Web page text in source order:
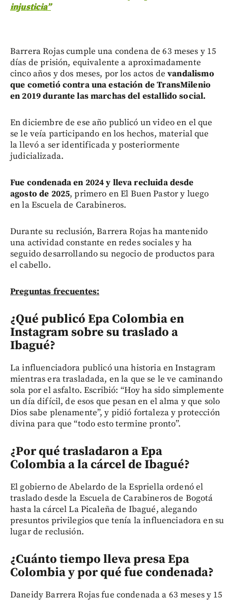
injusticia”
Barrera Rojas cumple una condena de 63 meses y 15
días de prisión, equivalente a aproximadamente
cinco años y dos meses, por los actos devandalismo
que cometió contra una estación de TransMilenio
en 2019 durante las marchas del estallido social.
En diciembre de ese año publicó un video en el que
se le veía participando en los hechos, material que
la llevó a ser identificada y posteriormente
judicializada.
Fue condenada en 2024 y lleva recluida desde
agosto de 2025, primero en El Buen Pastor y luego
en la Escuela de Carabineros.
Durante su reclusión, Barrera Rojas ha mantenido
una actividad constante en redes sociales y ha
seguido desarrollando su negocio de productos para
el cabello.
Preguntas frecuentes:
¿Qué publicó Epa Colombia en
Instagram sobre su traslado a
Ibagué?
La influenciadora publicó una historia en Instagram
mientras era trasladada, en la que se le ve caminando
sola por el asfalto. Escribió: “Hoy ha sido simplemente
un día difícil, de esos que pesan en el alma y que solo
Dios sabe plenamente”, y pidió fortaleza y protección
divina para que “todo esto termine pronto”.
¿Por qué trasladaron a Epa
Colombia a la cárcel de Ibagué?
El gobierno de Abelardo de la Espriella ordenó el
traslado desde la Escuela de Carabineros de Bogotá
hasta la cárcel La Picaleña de Ibagué, alegando
presuntos privilegios que tenía la influenciadora en su
lugar de reclusión.
¿Cuánto tiempo lleva presa Epa
Colombia y por qué fue condenada?
Daneidy Barrera Rojas fue condenada a 63 meses y 15